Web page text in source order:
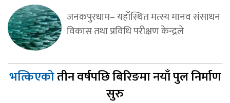
जनकपुरधाम– यहाँस्थित मत्स्य मानव संसाधन
विकास तथा प्रविधि परीक्षण केन्द्रले
भत्किएकोतीन वर्षपछि बिरिङमा नयाँ पुल निर्माण
सुरु